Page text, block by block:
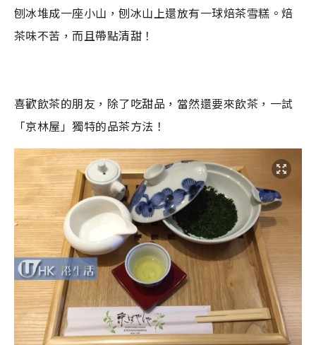
刨冰堆成一座小山，刨冰山上還放有一球焙茶雪糕。焙
茶味不苦，而且帶點清甜！
喜歡飲茶的朋友，除了吃甜品，當然還要來飲茶，一試
「京林屋」獨特的品茶方法！